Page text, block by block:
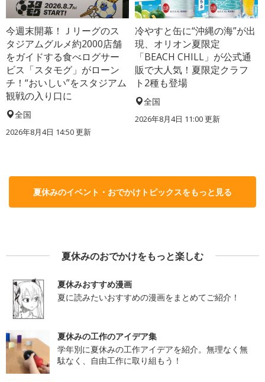
今週末開幕！Ｊリーグのス
タジアムグルメ約2000店舗
をガイドする食べログサー
ビス「スタモグ」がローン
チ！“おいしい”をスタジアム
観戦の入り口に
全国
2026年8月4日 14:50更新
冷やすと缶に“沖縄の海”が出
現、オリオン夏限定
「BEACH CHILL」が公式通
販で大人気！夏限定クラフ
ト2種も登場
全国
2026年8月4日 11:00更新
夏休みのイベント・おでかけトピックスをもっと見る
夏休みのおでかけをもっと楽しむ
夏休みおすすめ漫画
夏に読みたいおすすめの漫画をまとめてご紹介！
夏休みの工作のアイデア集
学年別に夏休みの工作アイデアを紹介。無理なく無
駄なく、自由工作に取り組もう！